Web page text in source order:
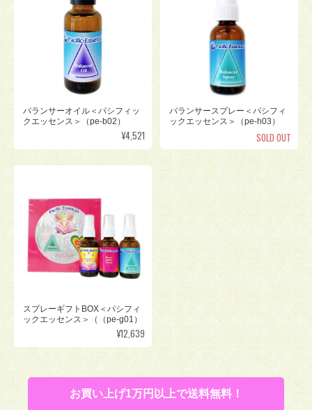
バランサーオイル＜パシフィッ
クエッセンス＞（pe-b02）
¥4,521
バランサースプレー＜パシフィ
ックエッセンス＞（pe-h03）
SOLD OUT
スプレーギフトBOX＜パシフィ
ックエッセンス＞（（pe-g01）
¥12,639
お買い上げ1万円以上で送料無料！